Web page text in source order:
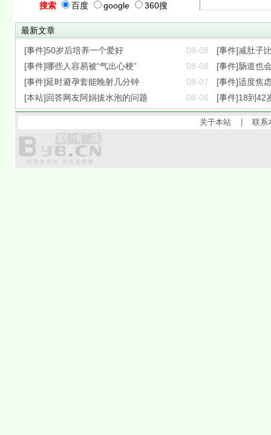
搜索 百度 google 360搜
最新文章
[事件]50岁后培养一个爱好 08-08
[事件]减肚子
[事件]哪些人容易被“气出心梗”
08-08
[事件]肠道也
[事件]延时避孕套能晚射几分钟
08-07
[事件]适度焦
[本站]回答网友阿娟拔水泡的问题
08-06 [事件]18到42
关于本站 |联系